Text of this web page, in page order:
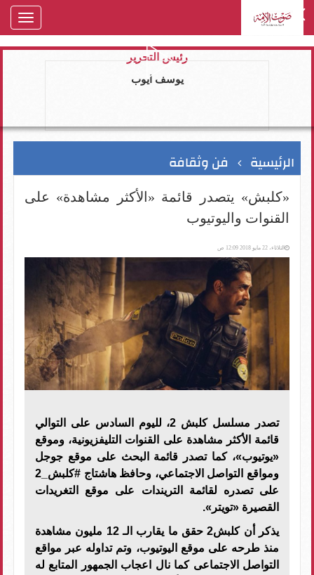
رئيس التحرير
يوسف ايوب
الرئيسية فن وثقافة
«كلبش» يتصدر قائمة «الأكثر مشاهدة» على
القنوات واليوتيوب
الثلاثاء، 22 مايو 2018 12:09 ص
تصدر مسلسل كلبش 2، لليوم السادس على التوالي
قائمة الأكثر مشاهدة على القنوات التليفزيونية، وموقع
«يوتيوب»، كما تصدر قائمة البحث على موقع جوجل
ومواقع التواصل الاجتماعي، وحافظ هاشتاج #كلبش_2
على تصدره لقائمة التريندات على موقع التغريدات
القصيرة «تويتر».
يذكر أن كلبش2 حقق ما يقارب الـ 12 مليون مشاهدة
منذ طرحه على موقع اليوتيوب، وتم تداوله عبر مواقع
التواصل الاجتماعى كما نال اعجاب الجمهور المتابع له